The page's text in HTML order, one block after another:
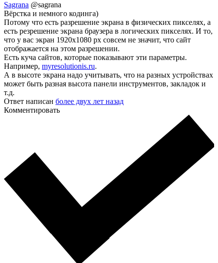
Sagrana @sagrana
Вёрстка и немного кодинга)
Потому что есть разрешение экрана в физических пикселях, а
есть резрешение экрана браузера в логических пикселях. И то,
что у вас экран 1920х1080 px совсем не значит, что сайт
отображается на этом разрешении.
Есть куча сайтов, которые показывают эти параметры.
Например, myresolutionis.ru.
А в высоте экрана надо учитывать, что на разных устройствах
может быть разная высота панели инструментов, закладок и
т.д.
Ответ написан более двух лет назад
Комментировать